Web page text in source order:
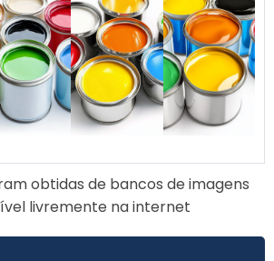
obtidas de bancos de imagens
livremente na internet